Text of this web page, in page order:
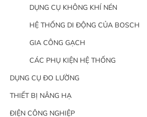
DỤNG CỤ KHÔNG KHÍ NÉN
HỆ THỐNG DI ĐỘNG CỦA BOSCH
GIA CÔNG GẠCH
CÁC PHỤ KIỆN HỆ THỐNG
DỤNG CỤ ĐO LƯỜNG
THIẾT BỊ NÂNG HẠ
ĐIỆN CÔNG NGHIỆP